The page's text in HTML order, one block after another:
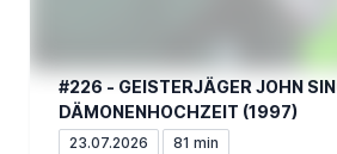
#226 - GEISTERJÄGER JOHN
DÄMONENHOCHZEIT (1997)
23.07.2026 81 min